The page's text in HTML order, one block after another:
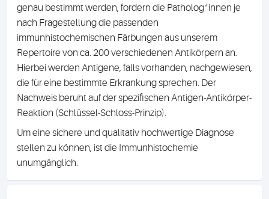
genau bestimmt werden, fordern die Patholog*innen je
nach Fragestellung die passenden
immunhistochemischen Färbungen aus unserem
Repertoire von ca. 200 verschiedenen Antikörpern an.
Hierbei werden Antigene, falls vorhanden, nachgewiesen,
die für eine bestimmte Erkrankung sprechen. Der
Nachweis beruht auf der spezifischen Antigen-Antikörper-
Reaktion (Schlüssel-Schloss-Prinzip).
Um eine sichere und qualitativ hochwertige Diagnose
stellen zu können, ist die Immunhistochemie
unumgänglich.